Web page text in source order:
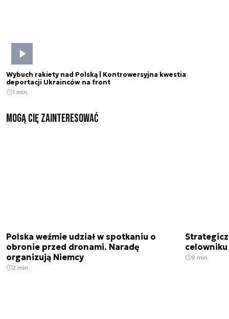
Wybuch rakiety nad Polską | Kontrowersyjna kwestia
deportacji Ukrainców na front
1 min.
Mogą Cię zainteresować
Polska weźmie udział w spotkaniu o
obronie przed dronami. Naradę
organizują Niemcy
2 min.
9 min.